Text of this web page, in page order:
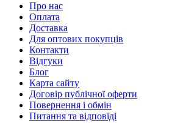
Про нас
Оплата
Доставка
Для оптових покупців
Контакти
Відгуки
Блог
Карта сайту
Договір публічної оферти
Повернення і обмін
Питання та відповіді